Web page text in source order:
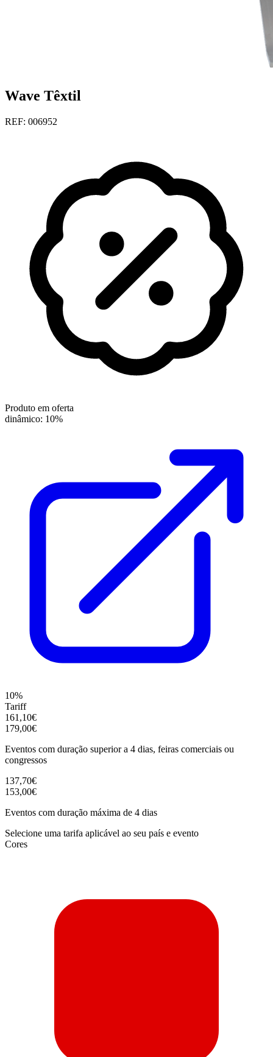
Wave Têxtil
REF: 006952
Produto em oferta
dinâmico: 10%
10%
Tariff
161,10€
179,00€
Eventos com duração superior a 4 dias, feiras comerciais ou
congressos
137,70€
153,00€
Eventos com duração máxima de 4 dias
Selecione uma tarifa aplicável ao seu país e evento
Cores